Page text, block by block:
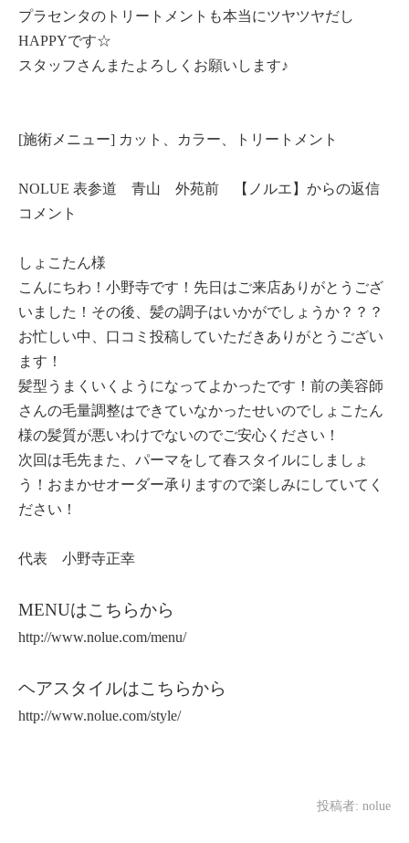
プラセンタのトリートメントも本当にツヤツヤだし
HAPPYです☆
スタッフさんまたよろしくお願いします♪
[施術メニュー] カット、カラー、トリートメント
NOLUE 表参道 青山 外苑前 【ノルエ】からの返信
コメント
しょこたん様
こんにちわ！小野寺です！先日はご来店ありがとうござ
いました！その後、髪の調子はいかがでしょうか？？？
お忙しい中、口コミ投稿していただきありがとうござい
ます！
髪型うまくいくようになってよかったです！前の美容師
さんの毛量調整はできていなかったせいのでしょこたん
様の髪質が悪いわけでないのでご安心ください！
次回は毛先また、パーマをして春スタイルにしましょ
う！おまかせオーダー承りますので楽しみにしていてく
ださい！
代表 小野寺正幸
MENUはこちらから
http://www.nolue.com/menu/
ヘアスタイルはこちらから
http://www.nolue.com/style/
投稿者: nolue